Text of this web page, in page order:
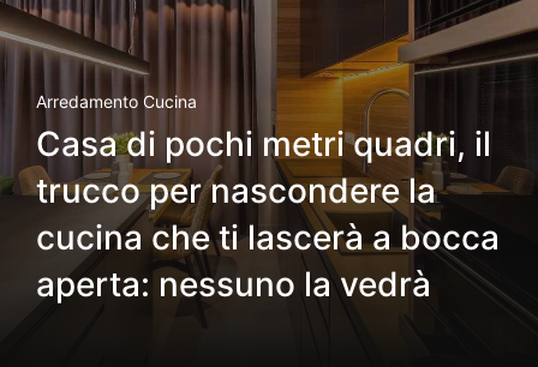
Arredamento Cucina
Casa di pochi metri quadri, il
trucco per nascondere la
cucina che ti lascerà a bocca
aperta: nessuno la vedrà